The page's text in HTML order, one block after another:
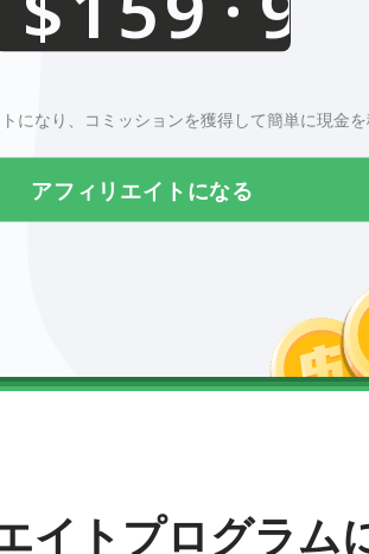
になり、コミッションを獲得して簡単に現金を
アフィリエイトになる
イトプログラム